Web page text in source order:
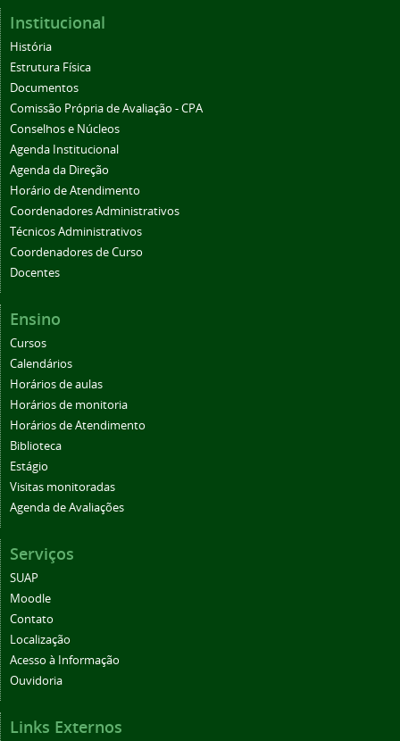
Institucional
História
Estrutura Física
Documentos
Comissão Própria de Avaliação - CPA
Conselhos e Núcleos
Agenda Institucional
Agenda da Direção
Horário de Atendimento
Coordenadores Administrativos
Técnicos Administrativos
Coordenadores de Curso
Docentes
Ensino
Cursos
Calendários
Horários de aulas
Horários de monitoria
Horários de Atendimento
Biblioteca
Estágio
Visitas monitoradas
Agenda de Avaliações
Serviços
SUAP
Moodle
Contato
Localização
Acesso à Informação
Ouvidoria
Links Externos